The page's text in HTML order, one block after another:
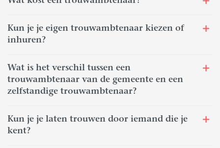
Kun je je eigen trouwambtenaar kiezen of
inhuren?
Wat is het verschil tussen een
trouwambtenaar van de gemeente en een
zelfstandige trouwambtenaar?
Kun je je laten trouwen door iemand die je
kent?